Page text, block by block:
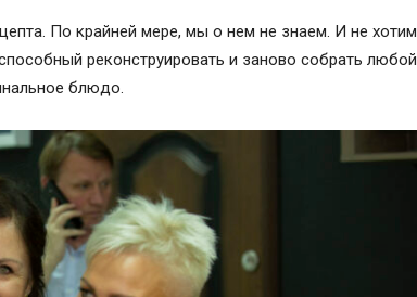
По крайней мере, мы о нем не знаем. И не хотим
реконструировать и заново собрать любой
блюдо.